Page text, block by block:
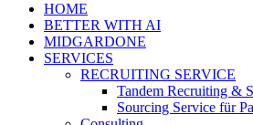
HOME
BETTER WITH AI
MIDGARDONE
SERVICES
RECRUITING SERVICE
Tandem Recruiting &
Sourcing Service für